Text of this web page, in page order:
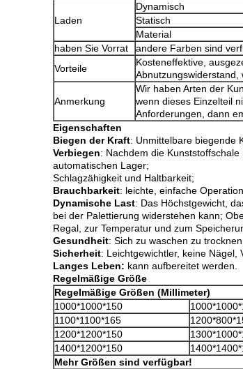
Laden
Dynamisch
Statisch
Material
haben Sie Vorrat
andere Farben sind
Vorteile
Kosteneffektive,
Abnutzungswiderstand,
Anmerkung
Wir haben Arten der
wenn dieses Einzelteil
Anforderungen, dann
Eigenschaften
Biegen der Kraft: Unmittelbare biegende
Verbiegen: Nachdem die
automatischen Lager;
Schlagzähigkeit und Haltbarkeit;
Brauchbarkeit: leichte, einfache
Dynamische Last: Das Höchstgewicht,
bei der Palettierung widerstehen kann;
Regal, zur Temperatur und zum
Gesundheit: Sich zu waschen zu
Sicherheit: Leichtgewichtler, keine Nägel,
Langes Leben: kann aufbereitet werden.
Regelmäßige Größe
Regelmäßige Größen (Millimeter)
1000*1000*150
1100*1100*165
1200*1200*150
1400*1200*150
Mehr Größen sind verfügbar!